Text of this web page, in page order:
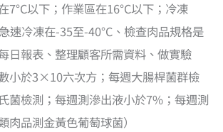
7°C以下；作業區在16°C以下；冷凍
速冷凍在-35至-40°C、檢查肉品規格是
日報表、整理顧客所需資料、做實驗
數小於3×10六次方；每週大腸桿菌群檢
菌檢測；每週測滲出液小於7%；每週測
肉品測金黃色葡萄球菌）